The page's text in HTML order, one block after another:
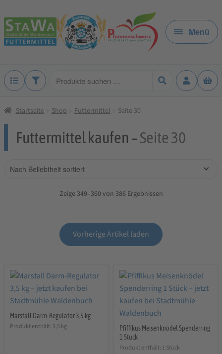
Zur
Navigation
springen
Zum
Inhalt
springen
Menü
Produkte
Startseite Shop Futtermittel Seite 30
Futtermittel kaufen –Seite 30
Zeige 349–360 von 386 Ergebnissen
Vorherige Artikel laden
Marstall Darm-Regulator 3,5 kg
Produkt enthält: 3,5 kg
Pfiffikus Meisenknödel Spenderring
1 Stück
Produkt enthält: 1 Stück